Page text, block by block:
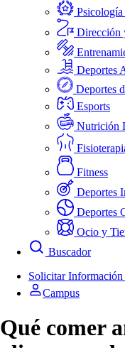
Dirección
Deportes
Deportes
Esports
Nutrición
Fitness
Deportes
Deportes
Ocio y
Buscador
Solicitar Información
Campus
Qué comer